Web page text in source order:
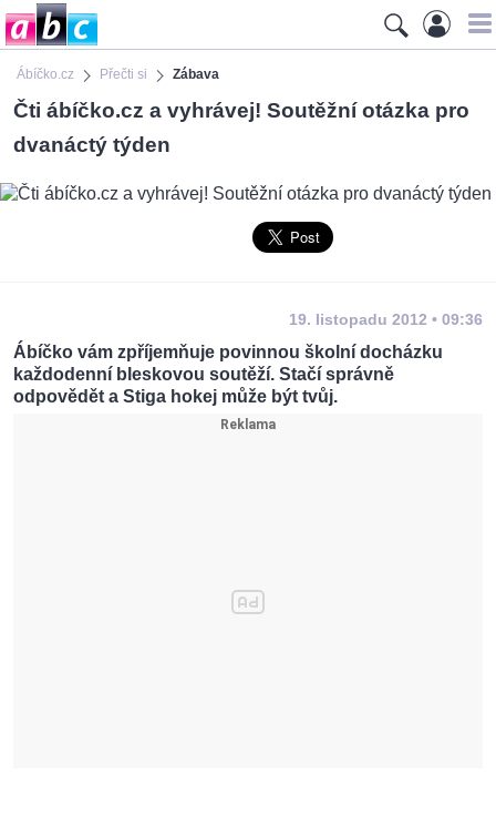
Ábíčko.cz Přečti si Zábava
Čti ábíčko.cz a vyhrávej! Soutěžní otázka pro
dvanáctý týden
19. listopadu 2012 • 09:36
Ábíčko vám zpříjemňuje povinnou školní docházku
každodenní bleskovou soutěží. Stačí správně
odpovědět a Stiga hokej může být tvůj.